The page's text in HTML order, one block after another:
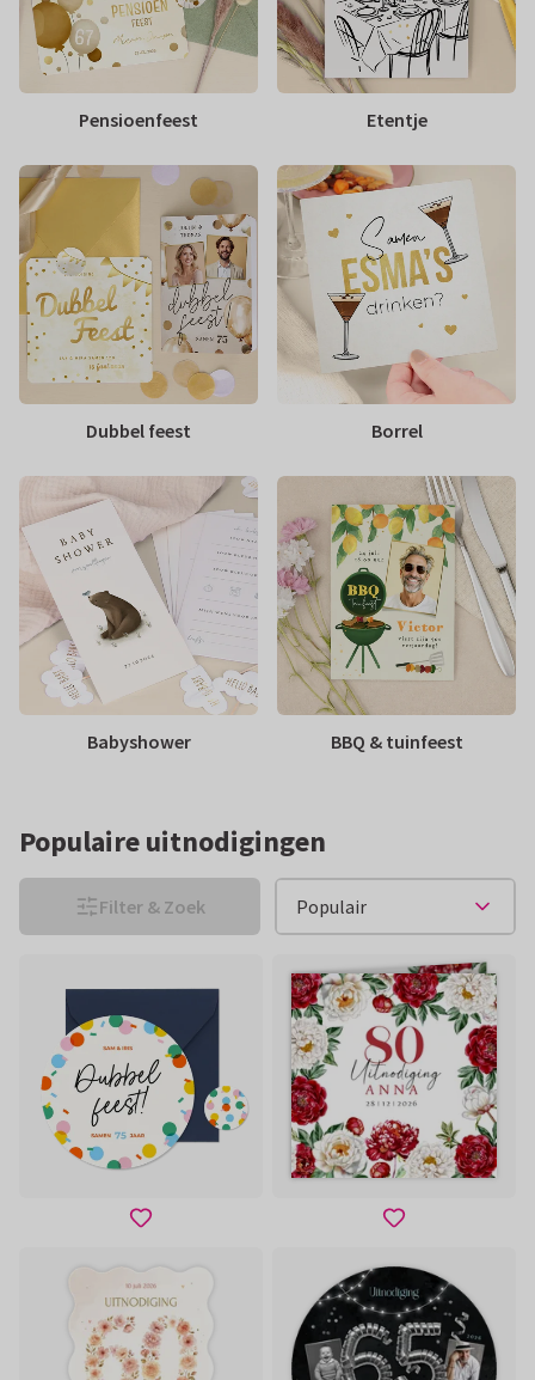
Pensioenfeest Etentje
Dubbel feest Borrel
Babyshower BBQ & tuinfeest
Populaire uitnodigingen
Filter & Zoek